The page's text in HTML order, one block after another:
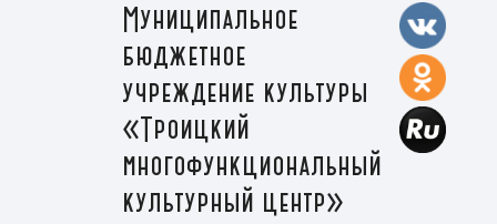
Муниципальное
бюджетное
учреждение культуры
«Троицкий
многофункциональный
культурный центр»